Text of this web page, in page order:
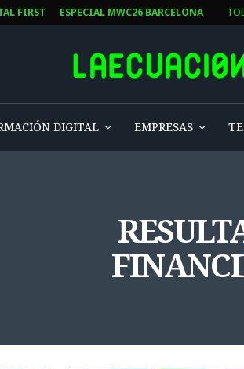
FIRST ESPECIAL MWC26 BARCELONA
DIGITAL EMPRESAS